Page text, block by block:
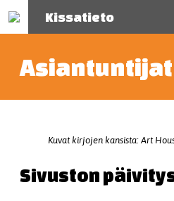
Kissatieto
Asiantuntijat
Kuvat kirjojen kansista: Art
Sivuston